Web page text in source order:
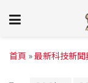
首頁 »最新科技新